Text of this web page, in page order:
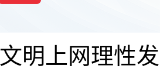
文明上网理性